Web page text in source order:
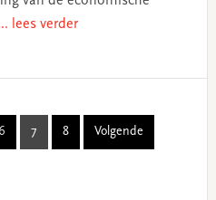
lees verder
Page
6 Page
7 Page
8 Volgende